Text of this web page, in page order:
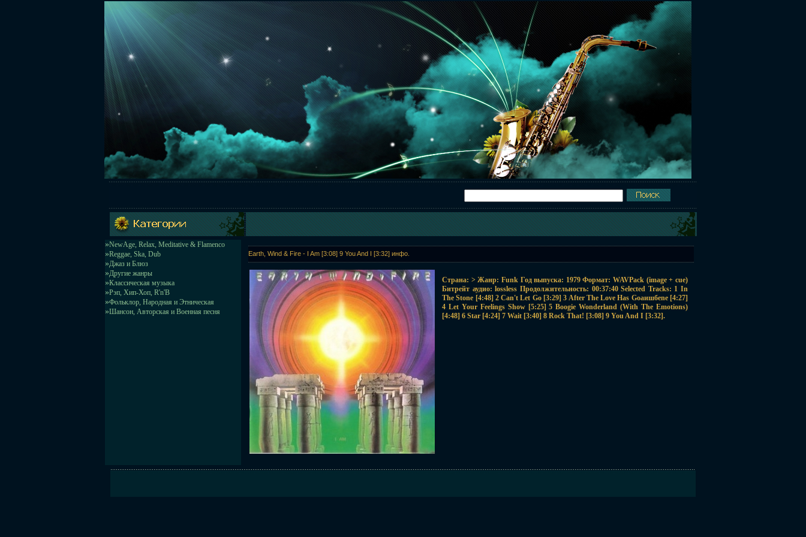
»NewAge, Relax, Meditative & Flamenco
»Reggae, Ska, Dub
»Джаз и Блюз
»Другие жанры
»Классическая музыка
»Рэп, Хип-Хоп, R'n'B
»Фольклор, Народная и Этническая
»Шансон, Авторская и Военная песня
Earth, Wind & Fire - I Am [3:08] 9 You And I [3:32] инфо.
Страна: > Жанр: Funk Год выпуска: 1979 Формат: WAVPack (image + cue)
Битрейт аудио: lossless Продолжительность: 00:37:40 Selected Tracks: 1 In
The Stone [4:48] 2 Can't Let Go [3:29] 3 After The Love Has Goаишбеne [4:27]
4 Let Your Feelings Show [5:25] 5 Boogie Wonderland (With The Emotions)
[4:48] 6 Star [4:24] 7 Wait [3:40] 8 Rock That! [3:08] 9 You And I [3:32].